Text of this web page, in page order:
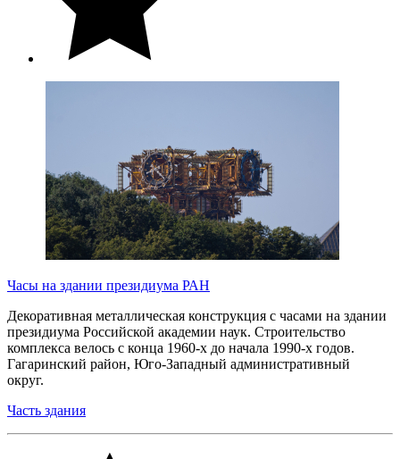
Часы на здании президиума РАН
Декоративная металлическая конструкция с часами на здании
президиума Российской академии наук. Строительство
комплекса велось с конца 1960-х до начала 1990-х годов.
Гагаринский район, Юго-Западный административный
округ.
Часть здания